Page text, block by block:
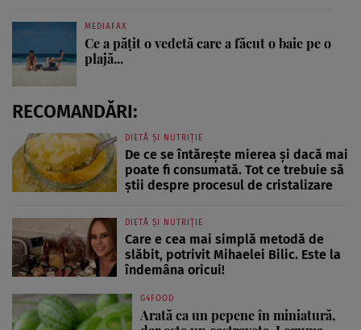
MEDIAFAX
Ce a pățit o vedetă care a făcut o baie pe o
plajă...
RECOMANDĂRI:
DIETĂ ȘI NUTRIȚIE
De ce se întărește mierea și dacă mai
poate fi consumată. Tot ce trebuie să
știi despre procesul de cristalizare
DIETĂ ȘI NUTRIȚIE
Care e cea mai simplă metodă de
slăbit, potrivit Mihaelei Bilic. Este la
îndemâna oricui!
G4FOOD
Arată ca un pepene în miniatură,